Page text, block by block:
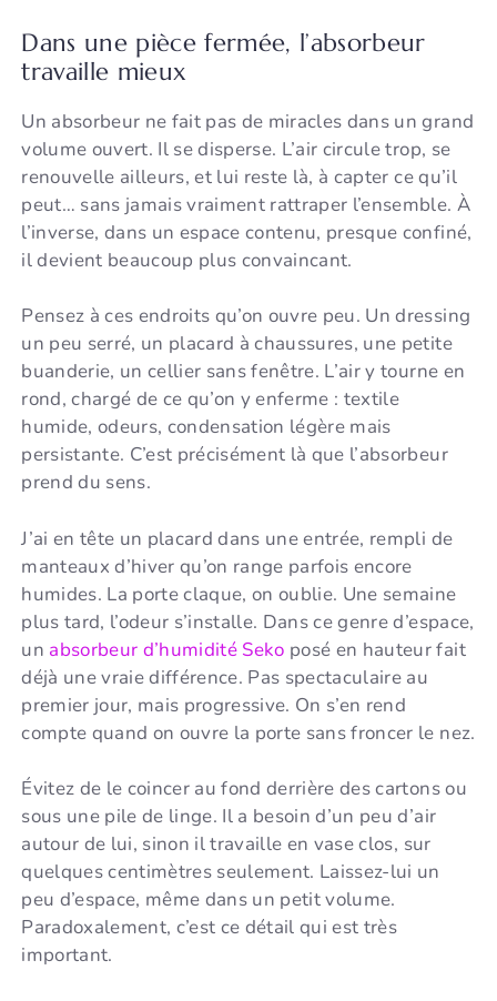
Dans une pièce fermée, l’absorbeur
travaille mieux
Un absorbeur ne fait pas de miracles dans un grand
volume ouvert. Il se disperse. L’air circule trop, se
renouvelle ailleurs, et lui reste là, à capter ce qu’il
peut… sans jamais vraiment rattraper l’ensemble. À
l’inverse, dans un espace contenu, presque confiné,
il devient beaucoup plus convaincant.
Pensez à ces endroits qu’on ouvre peu. Un dressing
un peu serré, un placard à chaussures, une petite
buanderie, un cellier sans fenêtre. L’air y tourne en
rond, chargé de ce qu’on y enferme : textile
humide, odeurs, condensation légère mais
persistante. C’est précisément là que l’absorbeur
prend du sens.
J’ai en tête un placard dans une entrée, rempli de
manteaux d’hiver qu’on range parfois encore
humides. La porte claque, on oublie. Une semaine
plus tard, l’odeur s’installe. Dans ce genre d’espace,
un absorbeur d’humidité Seko posé en hauteur fait
déjà une vraie différence. Pas spectaculaire au
premier jour, mais progressive. On s’en rend
compte quand on ouvre la porte sans froncer le nez.
Évitez de le coincer au fond derrière des cartons ou
sous une pile de linge. Il a besoin d’un peu d’air
autour de lui, sinon il travaille en vase clos, sur
quelques centimètres seulement. Laissez-lui un
peu d’espace, même dans un petit volume.
Paradoxalement, c’est ce détail qui est très
important.